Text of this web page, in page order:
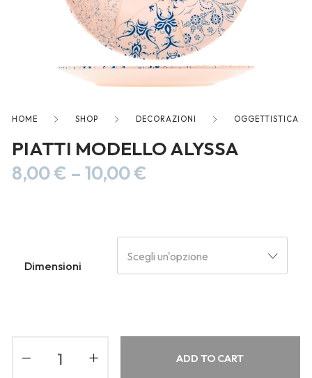
sell creative assets, use smart
design templates, learn
creative skills or even hire
freelancers. With an industry-
leading marketplace paired
with an unlimited subscription
like you get projects done
Careers
Privacy Policy
HOME SHOP DECORAZIONI OGGETTISTICA
PIATTI MODELLO ALYSSA
8,00€ – 10,00€
Dimensioni
Scegli un'opzione
ADD TO CART